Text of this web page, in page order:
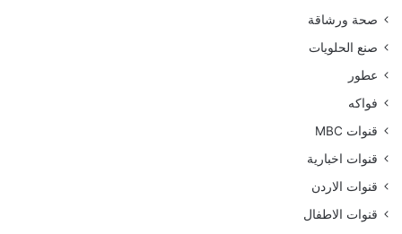
صحة ورشاقة
صنع الحلويات
عطور
فواكه
قنوات MBC
قنوات اخبارية
قنوات الاردن
قنوات الاطفال